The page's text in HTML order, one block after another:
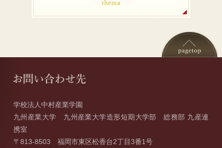
学校法人中村産業学園
九州産業大学 九州産業大学造形短期大学部 総務部 九産連
携室
〒813-8503 福岡市東区松香台2丁目3番1号